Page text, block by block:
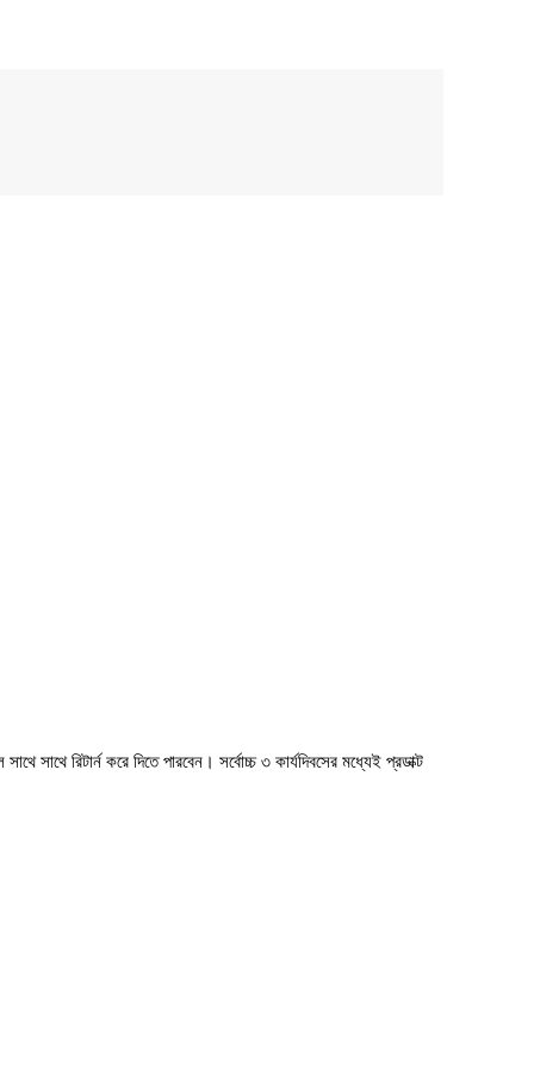
সাথে রিটার্ন করে দিতে পারবেন। সর্বোচ্চ ৩ কার্যদিবসের মধ্যেই প্রডাক্ট